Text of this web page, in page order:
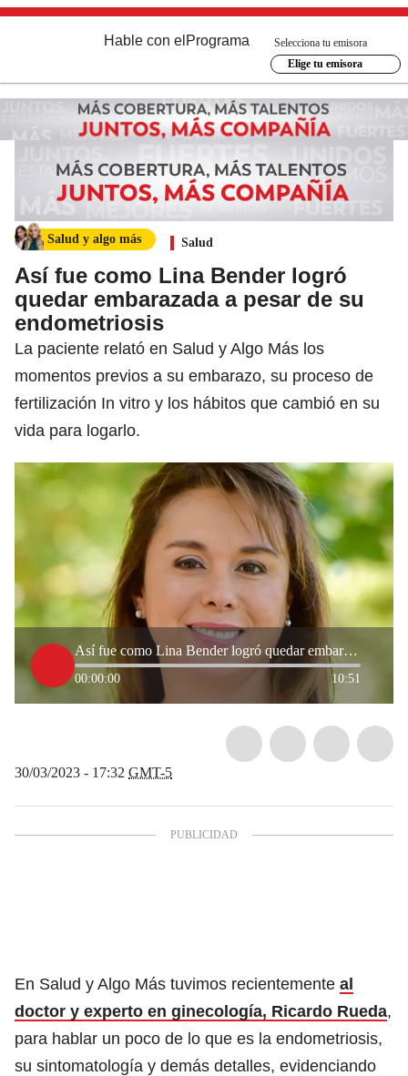
Hable con el Programa
Selecciona tu emisora
Elige tu emisora
Salud y algo más Salud
Así fue como Lina Bender logró
quedar embarazada a pesar de su
endometriosis
La paciente relató en Salud y Algo Más los
momentos previos a su embarazo, su proceso de
fertilización In vitro y los hábitos que cambió en su
vida para logarlo.
Así fue como Lina Bender logró quedar embarazada a pesar de su endometriosis
00:00:00 10:51
30/03/2023 - 17:32 GMT-5
En Salud y Algo Más tuvimos recientemente al
doctor y experto en ginecología, Ricardo Rueda,
para hablar un poco de lo que es la endometriosis,
su sintomatología y demás detalles, evidenciando